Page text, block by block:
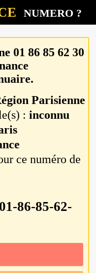
NUMERO ?
01 86 85 62 30
Parisienne
:inconnu
ce numéro de
01-86-85-62-